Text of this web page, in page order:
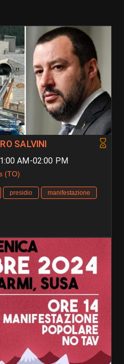
SALVINI
AM-02:00 PM
(TO)
presidio manifestazione